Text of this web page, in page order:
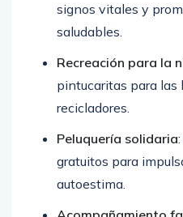
signos vitales y
saludables.
Recreación para la
pintucaritas para las
recicladores.
Peluquería solidaria
gratuitos para
autoestima.